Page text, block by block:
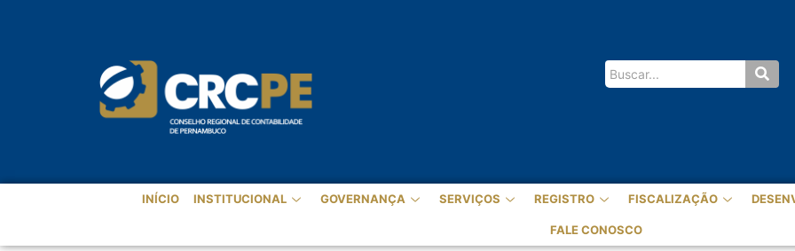
INÍCIO INSTITUCIONAL GOVERNANÇA SERVIÇOS REGISTRO FISCALIZAÇÃO
FALE CONOSCO